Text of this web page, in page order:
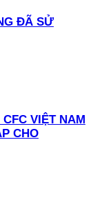
ĐÃ SỬ
VIỆT NAM
CHO